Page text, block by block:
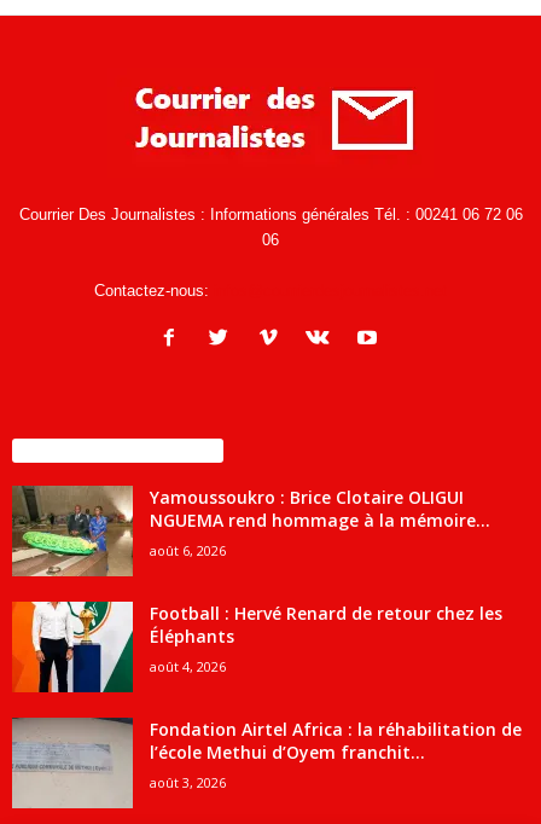
Courrier Des Journalistes : Informations générales Tél. : 00241 06 72 06
06
Contactez-nous:
Yamoussoukro : Brice Clotaire OLIGUI
NGUEMA rend hommage à la mémoire...
août 6, 2026
Football : Hervé Renard de retour chez les
Éléphants
août 4, 2026
Fondation Airtel Africa : la réhabilitation de
l’école Methui d’Oyem franchit...
août 3, 2026